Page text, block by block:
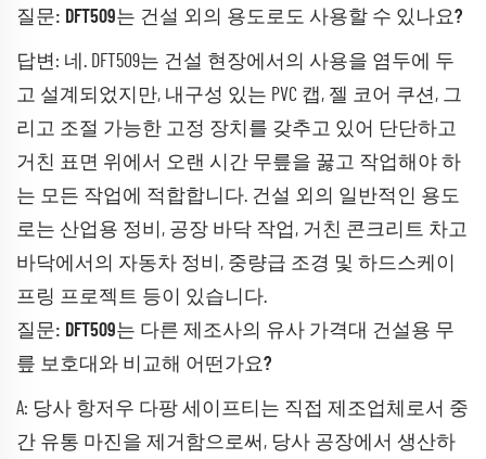
질문: DFT509는 건설 외의 용도로도 사용할 수 있나요?
답변: 네. DFT509는 건설 현장에서의 사용을 염두에 두
고 설계되었지만, 내구성 있는 PVC 캡, 젤 코어 쿠션, 그
리고 조절 가능한 고정 장치를 갖추고 있어 단단하고
거친 표면 위에서 오랜 시간 무릎을 꿇고 작업해야 하
는 모든 작업에 적합합니다. 건설 외의 일반적인 용도
로는 산업용 정비, 공장 바닥 작업, 거친 콘크리트 차고
바닥에서의 자동차 정비, 중량급 조경 및 하드스케이
프링 프로젝트 등이 있습니다.
질문: DFT509는 다른 제조사의 유사 가격대 건설용 무
릎 보호대와 비교해 어떤가요?
A: 당사 항저우 다팡 세이프티는 직접 제조업체로서 중
간 유통 마진을 제거함으로써, 당사 공장에서 생산하